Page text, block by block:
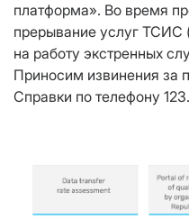
платформа». Во время
прерывание услуг ТСИС
на работу экстренных
Приносим извинения за
Справки по телефону 123.